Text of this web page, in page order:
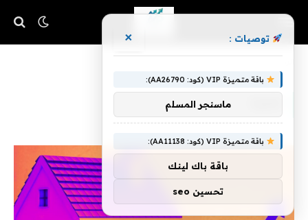
توصيات : ×
باقة متميزة VIP (كود: AA26790):
ماسنجر المسلم
باقة متميزة VIP (كود: AA11138):
باقة باك لينك
تحسين seo